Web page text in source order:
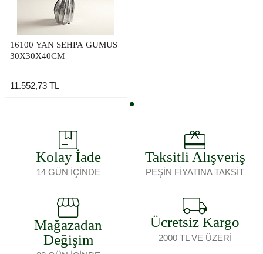
16100 YAN SEHPA GUMUS
30X30X40CM
11.552,73 TL
Kolay İade
14 GÜN İÇİNDE
Taksitli Alışveriş
PEŞİN FİYATINA TAKSİT
Mağazadan
Değişim
Ücretsiz Kargo
2000 TL VE ÜZERİ